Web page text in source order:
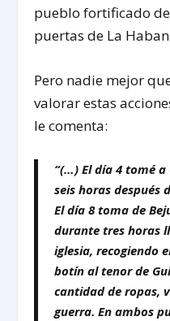
pueblo fortificado
puertas de La
Pero nadie mejor
valorar estas
le comenta:
“(…) El día 4 tomé
seis horas después
El día 8 toma de
durante tres horas
iglesia, recogiendo
botín al tenor de
cantidad de ropas,
guerra. En ambos